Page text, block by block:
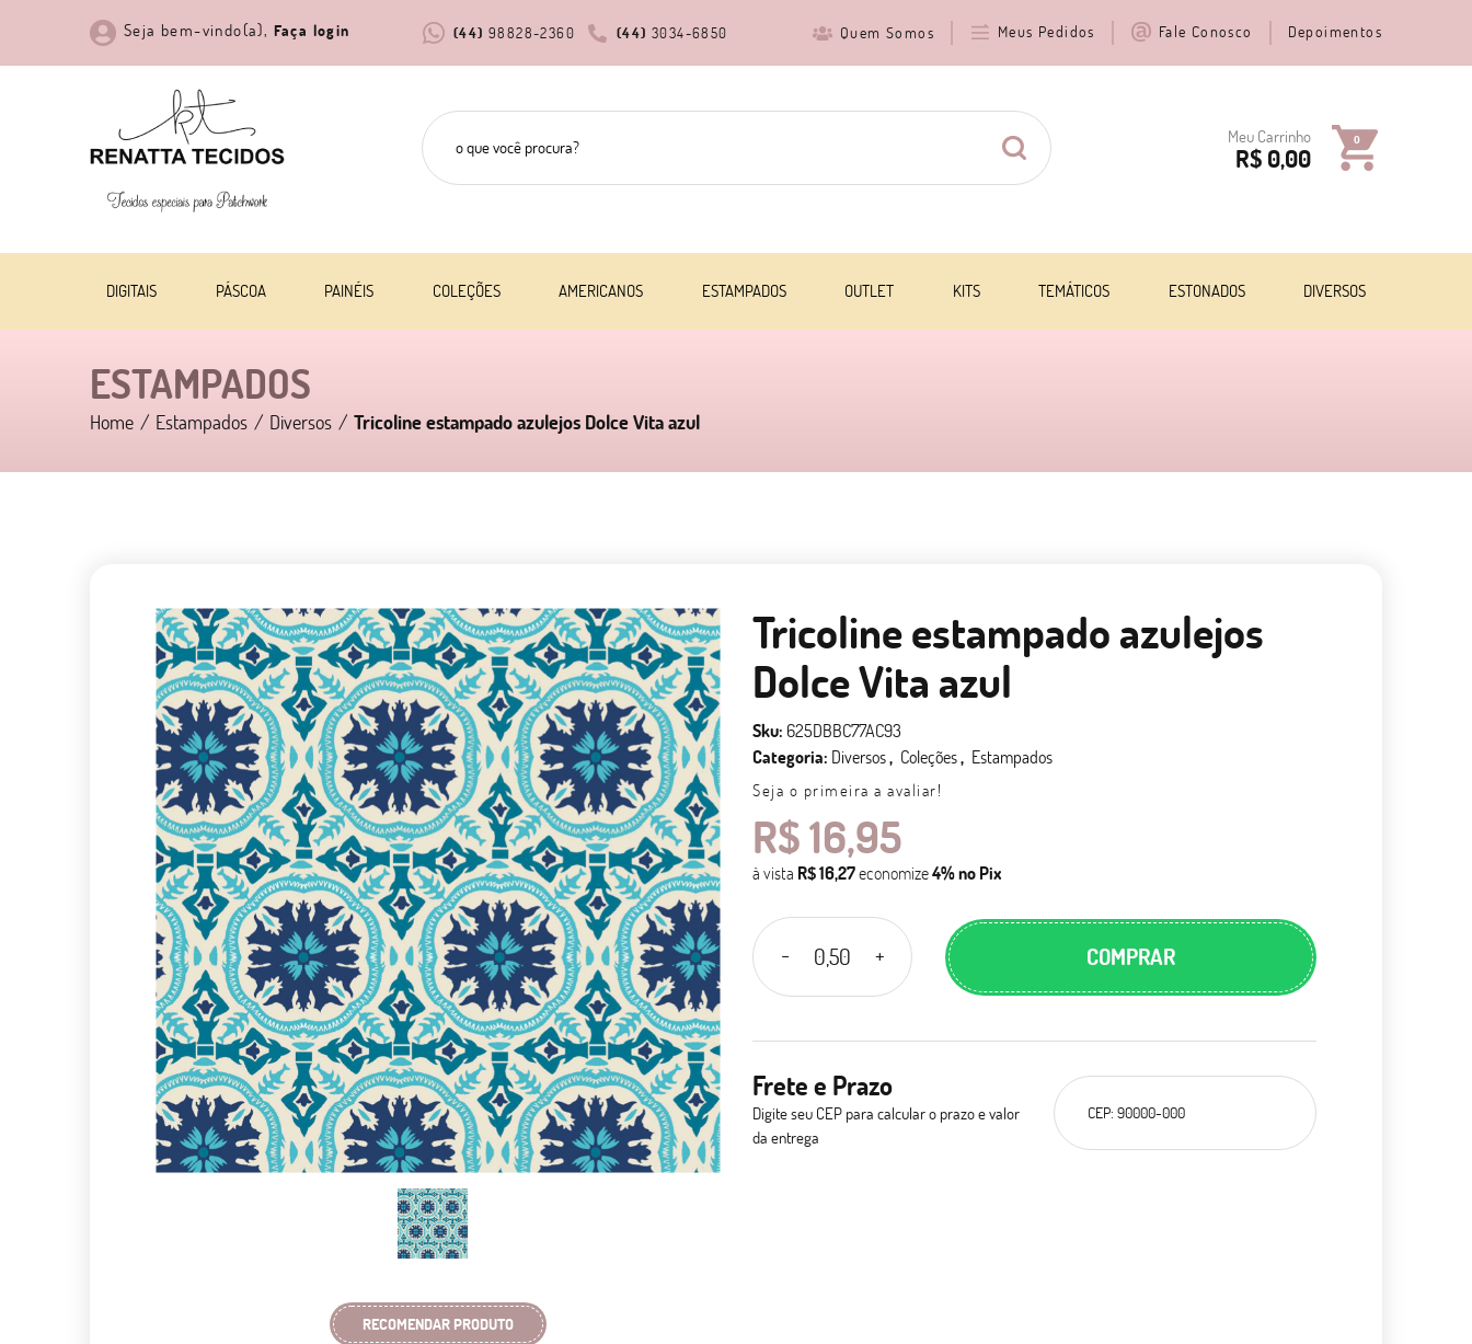
Seja bem-vindo(a), Faça login (44) 3034-6850
(44) 98828-2360 Quem Somos Meus Pedidos Fale Conosco Depoimentos
Meu Carrinho 0
R$ 0,00
DIGITAIS PÁSCOA PAINÉIS COLEÇÕES AMERICANOS ESTAMPADOS OUTLET KITS TEMÁTICOS ESTONADOS DIVERSOS
ESTAMPADOS
Home Estampados Diversos Tricoline estampado azulejos Dolce Vita azul
RECOMENDAR PRODUTO
Tricoline estampado azulejos
Dolce Vita azul
Sku: 625DBBC77AC93
Categoria: Diversos Coleções Estampados
Seja o primeira a avaliar!
R$ 16,95
à vista R$ 16,27economize4%no Pix
COMPRAR
Frete e Prazo
Digite seu CEP para calcular o prazo e valor
da entrega